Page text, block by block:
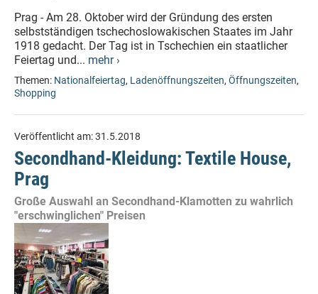
Prag - Am 28. Oktober wird der Gründung des ersten
selbstständigen tschechoslowakischen Staates im Jahr
1918 gedacht. Der Tag ist in Tschechien ein staatlicher
Feiertag und... mehr ›
Themen: Nationalfeiertag, Ladenöffnungszeiten, Öffnungszeiten,
Shopping
Veröffentlicht am:31.5.2018
Secondhand-Kleidung: Textile House,
Prag
Große Auswahl an Secondhand-Klamotten zu wahrlich
"erschwinglichen" Preisen